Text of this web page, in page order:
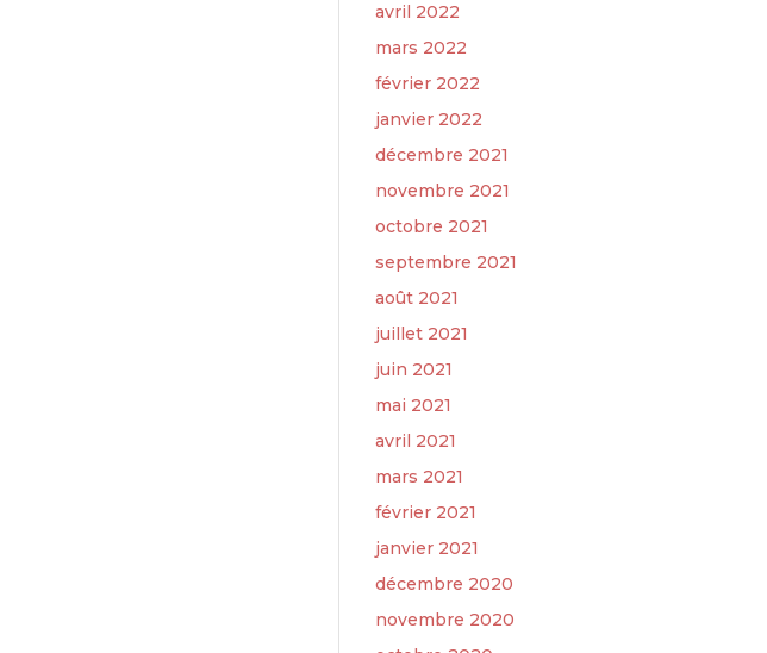
avril 2022
mars 2022
février 2022
janvier 2022
décembre 2021
novembre 2021
octobre 2021
septembre 2021
août 2021
juillet 2021
juin 2021
mai 2021
avril 2021
mars 2021
février 2021
janvier 2021
décembre 2020
novembre 2020